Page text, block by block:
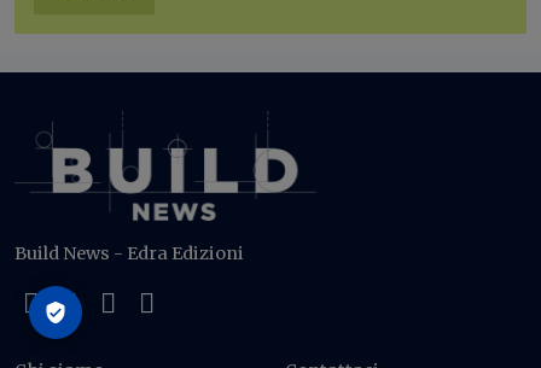
Build News - Edra Edizioni